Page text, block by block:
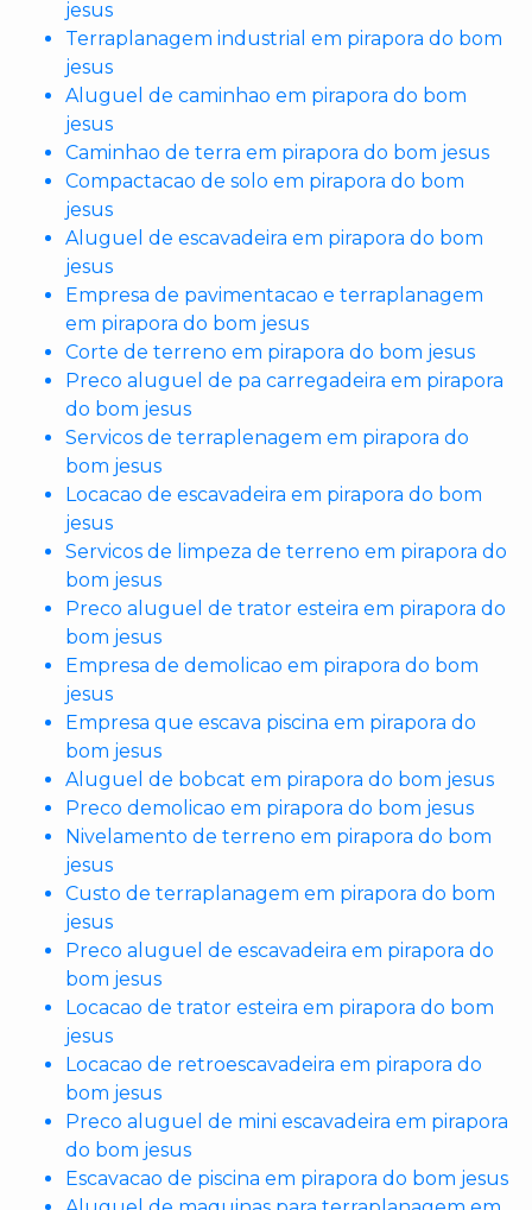
jesus
Terraplanagem industrial em pirapora do bom
jesus
Aluguel de caminhao em pirapora do bom
jesus
Caminhao de terra em pirapora do bom jesus
Compactacao de solo em pirapora do bom
jesus
Aluguel de escavadeira em pirapora do bom
jesus
Empresa de pavimentacao e terraplanagem
em pirapora do bom jesus
Corte de terreno em pirapora do bom jesus
Preco aluguel de pa carregadeira em pirapora
do bom jesus
Servicos de terraplenagem em pirapora do
bom jesus
Locacao de escavadeira em pirapora do bom
jesus
Servicos de limpeza de terreno em pirapora do
bom jesus
Preco aluguel de trator esteira em pirapora do
bom jesus
Empresa de demolicao em pirapora do bom
jesus
Empresa que escava piscina em pirapora do
bom jesus
Aluguel de bobcat em pirapora do bom jesus
Preco demolicao em pirapora do bom jesus
Nivelamento de terreno em pirapora do bom
jesus
Custo de terraplanagem em pirapora do bom
jesus
Preco aluguel de escavadeira em pirapora do
bom jesus
Locacao de trator esteira em pirapora do bom
jesus
Locacao de retroescavadeira em pirapora do
bom jesus
Preco aluguel de mini escavadeira em pirapora
do bom jesus
Escavacao de piscina em pirapora do bom jesus